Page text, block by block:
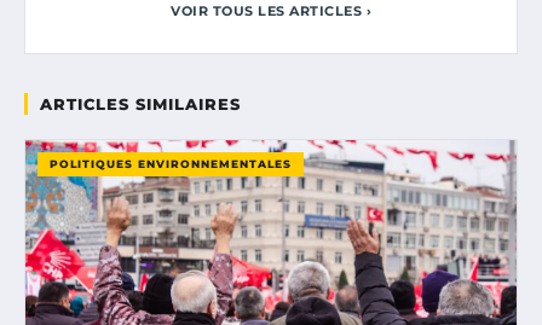
VOIR TOUS LES ARTICLES ›
ARTICLES SIMILAIRES
POLITIQUES ENVIRONNEMENTALES